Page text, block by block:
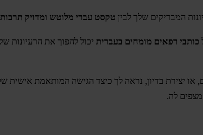
המבריקים שלך לביןטקסט עברי מלוטש ומדויק
כותבי רפאים מומחים בעברית יכול להפוך את הרעיונות
או יצירת בדיון, נראה לך כיצד הגישה המותאמת אישית
לה.